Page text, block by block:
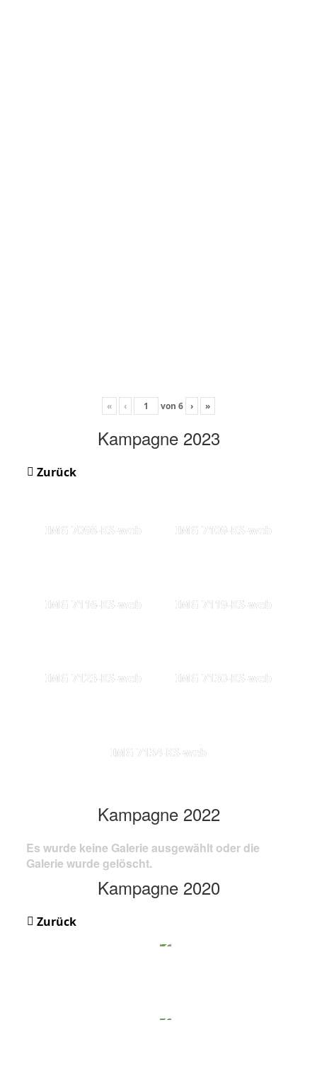
« ‹ von 6 › »
Kampagne 2023
Zurück
IMG 7098-KS-web IMG 7109-KS-web
IMG 7116-KS-web IMG 7119-KS-web
IMG 7123-KS-web IMG 7130-KS-web
IMG 7134-KS-web
Kampagne 2022
Es wurde keine Galerie ausgewählt oder die
Galerie wurde gelöscht.
Kampagne 2020
Zurück